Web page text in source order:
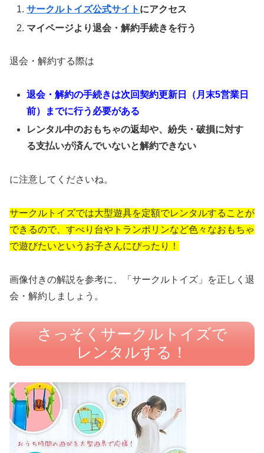
サークルトイズ公式サイト にアクセス
マイページより退会・解約手続きを行う
退会・解約する際は
退会・解約の手続きは次回契約更新日（月末5営業日
前）までに行う必要がある
レンタル中のおもちゃの返却や、紛失・破損に対す
る支払いが済んでいないと解約できない
に注意してくださいね。
サークルトイズでは大型遊具を定額でレンタルすることが
できるので、すべり台やトランポリンなど色々なおもちゃ
で遊びたいというお子さんにぴったり！
画像付きの解説を参考に、「サークルトイズ」を正しく退
会・解約しましょう。
さっそくサークルトイズで
レンタルする！